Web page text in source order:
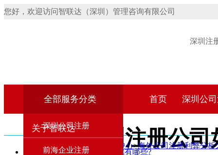
您好，欢迎访问智联达（深圳）管理咨询有限公司
深圳注
全部服务分类
深圳公司注册
前海企业注册
首页 深圳公
关于智联达 深圳注册公
首页 资讯中心>海外公司注册利弊分析
海外公司注册利弊分析之弊端有哪些?